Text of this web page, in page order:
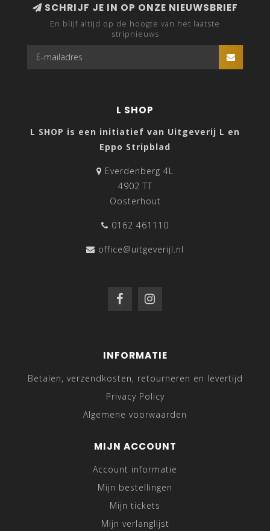
SCHRIJF JE IN OP ONZE NIEUWSBRIEF
En blijf altijd op de hoogte van het laatste
stripnieuws
L SHOP
L SHOP is een initiatief van Uitgeverij L en
Eppo Stripblad
Everdenberg 4L
4902 TT
Oosterhout
0162 461110
office@uitgeverijl.nl
INFORMATIE
Betalen, verzendkosten, retourneren en levertijd
Privacy Policy
Algemene voorwaarden
MIJN ACCOUNT
Account informatie
Mijn bestellingen
Mijn tickets
Mijn verlanglijst